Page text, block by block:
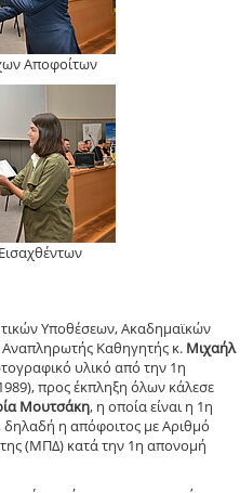
Αποφοίτων
Υποθέσεων, Ακαδημαϊκών
Αναπληρωτής Καθηγητής κ. Μιχαήλ
υλικό από την 1η
προς έκπληξη όλων κάλεσε
Μουτσάκη, η οποία είναι η 1η
η απόφοιτος με Αριθμό
(ΜΠΔ) κατά την 1η απονομή